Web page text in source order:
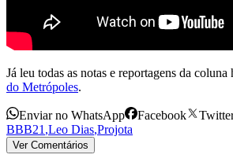
Já leu todas as notas e reportagens da coluna
do Metrópoles.
Enviar no WhatsApp Facebook
BBB21 ,Leo Dias,Projota
Ver Comentários